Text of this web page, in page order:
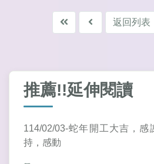
返回列表
推薦!!延伸閱讀
114/02/03-蛇年開工大吉，感
持，感動